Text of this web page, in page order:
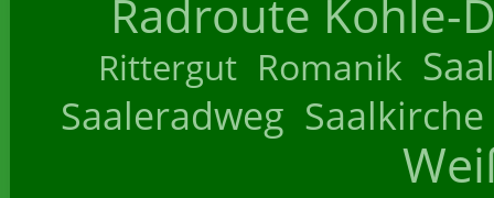
Radroute Kohle-
Rittergut Romanik
Saaleradweg Saalkirche